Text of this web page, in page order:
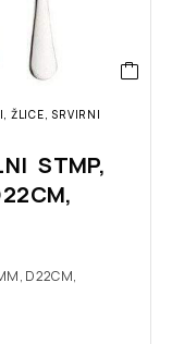
ŽLICE, SRVIRNI
STMP,
D22CM,